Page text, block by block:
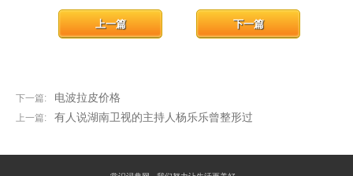
下一篇: 电波拉皮价格
下一篇
上一篇: 有人说湖南卫视的主持人杨乐乐曾整形过
上一篇